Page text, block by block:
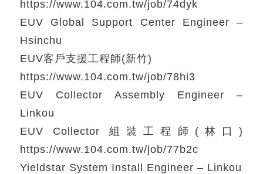
https://www.104.com.tw/job/74dyk
EUV Global Support Center Engineer –
Hsinchu
EUV客戶支援工程師(新竹)
https://www.104.com.tw/job/78hi3
EUV Collector Assembly Engineer –
Linkou
EUV Collector 組裝工程師(林口)
https://www.104.com.tw/job/77b2c
Yieldstar System Install Engineer – Linkou